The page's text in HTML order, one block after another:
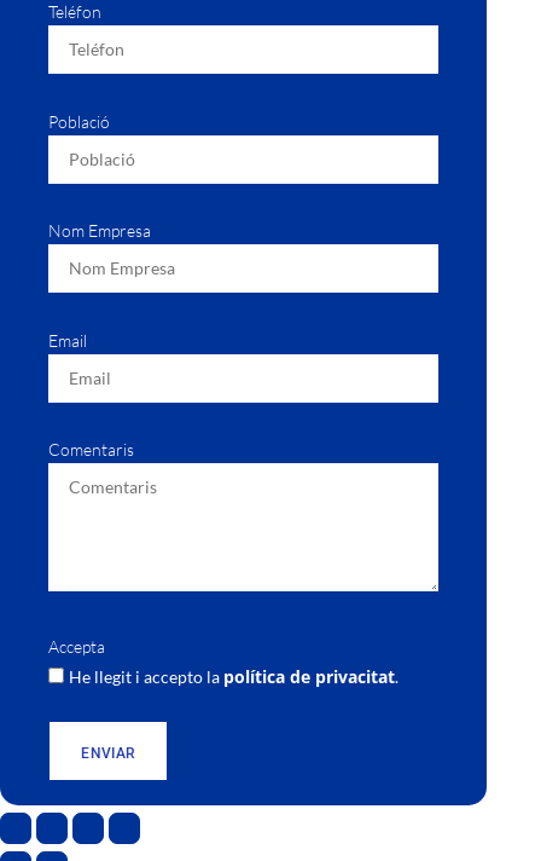
Teléfon
Població
Nom Empresa
Email
Comentaris
Accepta
He llegit i accepto la política de privacitat.
ENVIAR